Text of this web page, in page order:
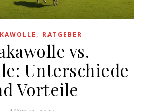
, RATGEBER
vs.
Unterschiede
Vorteile